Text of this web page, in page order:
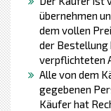
übernehmen
dem vollen
der Bestellung
verpflichteten
Alle von dem
gegebenen
Käufer hat